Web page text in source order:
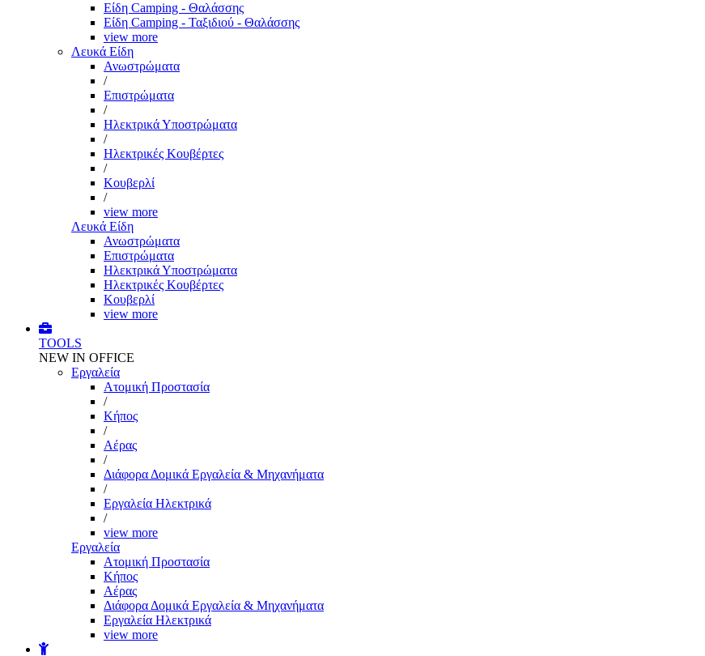
Είδη Camping - Θαλάσσης
Είδη Camping - Ταξιδιού - Θαλάσσης
view more
Λευκά Είδη
Ανωστρώματα
/
Επιστρώματα
/
Ηλεκτρικά Υποστρώματα
/
Ηλεκτρικές Κουβέρτες
/
Κουβερλί
/
view more
Λευκά Είδη
Ανωστρώματα
Επιστρώματα
Ηλεκτρικά Υποστρώματα
Ηλεκτρικές Κουβέρτες
Κουβερλί
view more
TOOLS
NEW IN OFFICE
Εργαλεία
Aτομική Προστασία
/
Kήπος
/
Αέρας
/
Διάφορα Δομικά Εργαλεία & Μηχανήματα
/
Εργαλεία Ηλεκτρικά
/
view more
Εργαλεία
Aτομική Προστασία
Kήπος
Αέρας
Διάφορα Δομικά Εργαλεία & Μηχανήματα
Εργαλεία Ηλεκτρικά
view more